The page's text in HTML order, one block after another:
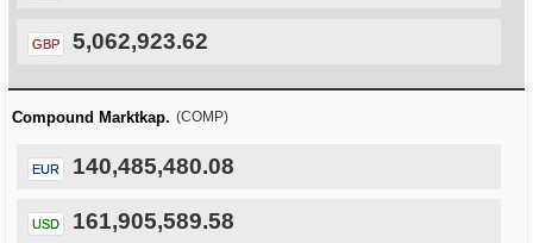
GBP 5,062,923.62
Compound Marktkap. (COMP)
EUR 140,485,480.08
USD 161,905,589.58